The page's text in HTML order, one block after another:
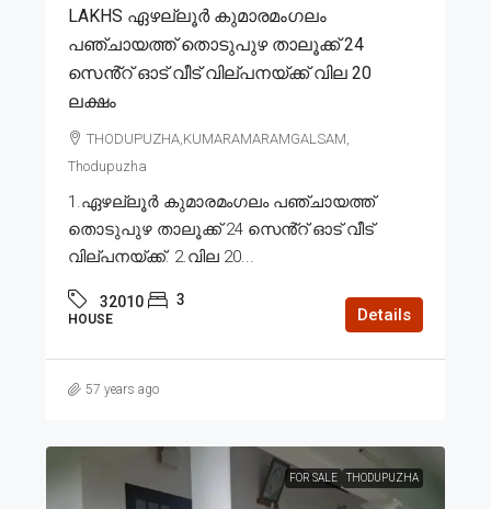
LAKHS ഏഴല്ലൂർ കുമാരമംഗലം
പഞ്ചായത്ത് തൊടുപുഴ താലൂക്ക് 24
സെൻ്റ് ഓട് വീട് വില്പനയ്ക്ക് വില 20
ലക്ഷം
THODUPUZHA,KUMARAMARAMGALSAM,
Thodupuzha
1.ഏഴല്ലൂർ കുമാരമംഗലം പഞ്ചായത്ത്
തൊടുപുഴ താലൂക്ക് 24 സെൻ്റ് ഓട് വീട്
വില്പനയ്ക്ക്. 2.വില 20...
32010 3
HOUSE Details
57 years ago
FOR SALE THODUPUZHA